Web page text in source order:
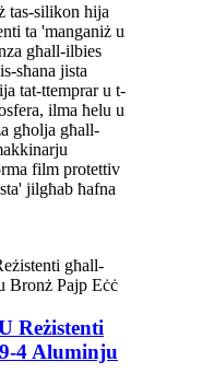
tas-silikon hija
ta 'manganiż u
għall-ilbies
sħana jista
tat-ttemprar u t-
ilma ħelu u
għolja għall-
film protettiv
jilgħab ħafna
Reżistenti
4 Aluminju